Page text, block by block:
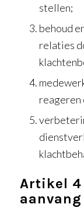
stellen;
behoud
relaties
reageren
Artikel